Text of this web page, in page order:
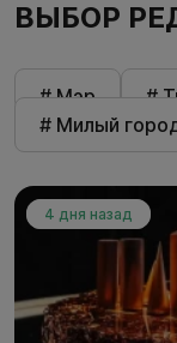
ВЫБОР
# Мэр #
# Милый
4 дня назад